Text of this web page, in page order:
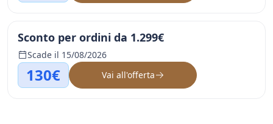
Sconto per ordini da 1.299€
Scade il 15/08/2026
130€ Vai all'offerta